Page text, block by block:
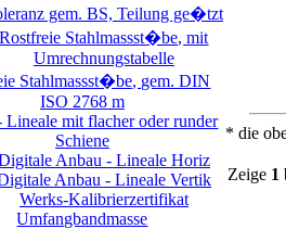
gem. BS, Teilung ge�tzt
Rostfreie Stahlmassst�be, mit
Umrechnungstabelle
Stahlmassst�be, gem. DIN
ISO 2768 m
Lineale mit flacher oder runder
Schiene
Anbau - Lineale Horiz
Anbau - Lineale Vertik
Werks-Kalibrierzertifikat
Umfangbandmasse
* die
Zeige 1